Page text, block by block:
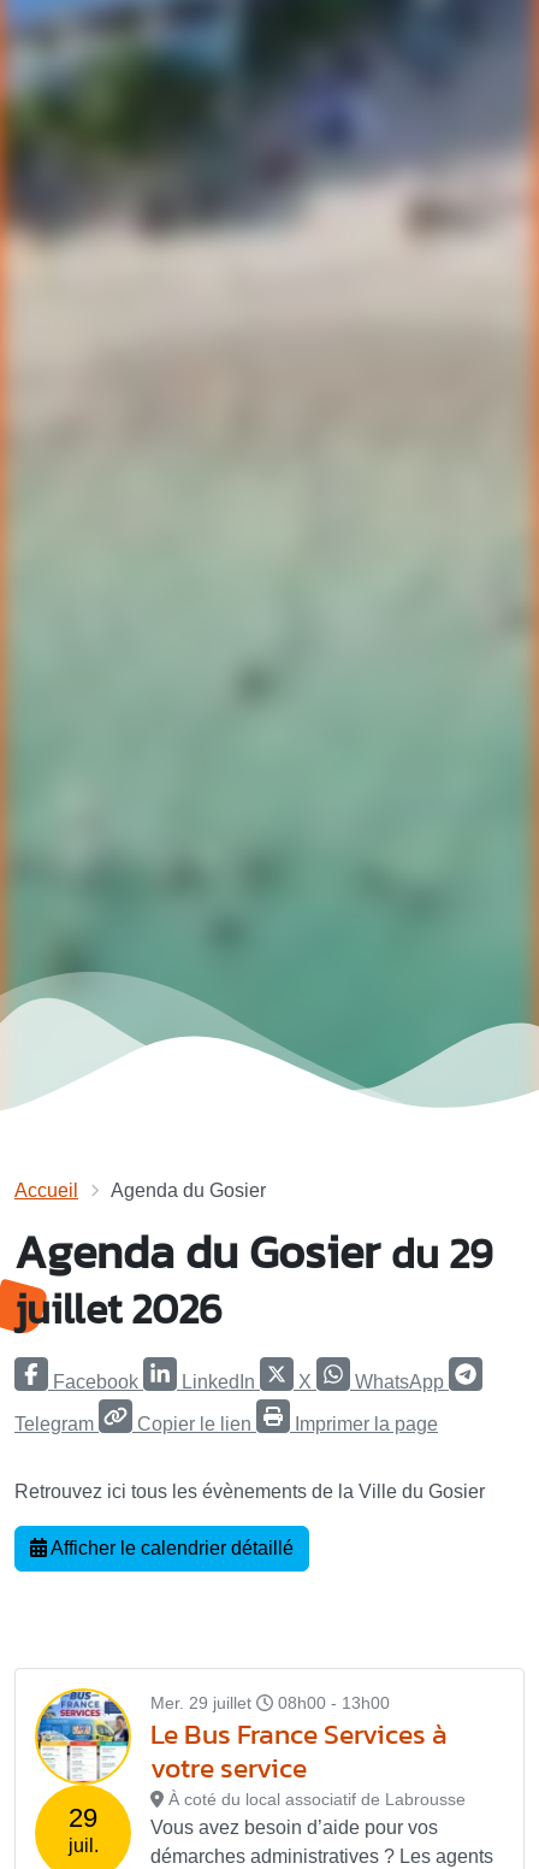
Accueil Agenda du Gosier
Agenda du Gosierdu 29
juillet 2026
Facebook LinkedIn X WhatsApp
Telegram Copier le lien Imprimer la page
Retrouvez ici tous les évènements de la Ville du Gosier
Afficher le calendrier détaillé
29
juil.
Mer. 29 juillet 08h00 - 13h00
Le Bus France Services à
votre service
À coté du local associatif de Labrousse
Vous avez besoin d’aide pour vos
démarches administratives ? Les agents